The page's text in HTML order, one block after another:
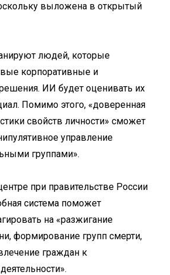
выложена в открытый
людей, которые
корпоративные и
ИИ будет оценивать их
Помимо этого, «доверенная
свойств личности» сможет
управление
группами».
при правительстве России
система поможет
на «разжигание
формирование групп смерти,
граждан к